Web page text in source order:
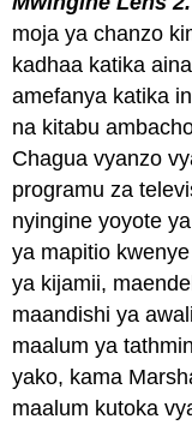
moja ya chanzo
kadhaa katika
amefanya katika
na kitabu
Chagua vyanzo
programu za
nyingine yoyote
ya mapitio
ya kijamii,
maandishi ya
maalum ya
yako, kama
maalum kutoka